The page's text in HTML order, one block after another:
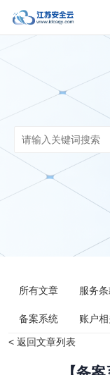
所有文章 服务
备案系统 账户
< 返回文章列表